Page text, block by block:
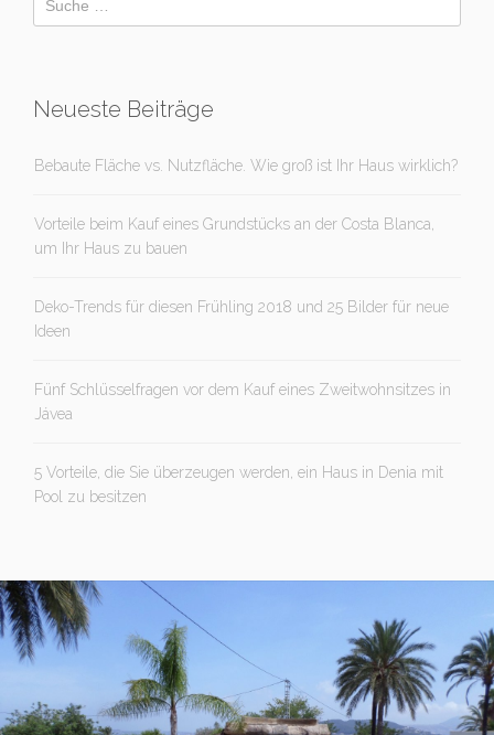
Neueste Beiträge
Bebaute Fläche vs. Nutzfläche. Wie groß ist Ihr Haus wirklich?
Vorteile beim Kauf eines Grundstücks an der Costa Blanca,
um Ihr Haus zu bauen
Deko-Trends für diesen Frühling 2018 und 25 Bilder für neue
Ideen
Fünf Schlüsselfragen vor dem Kauf eines Zweitwohnsitzes in
Jávea
5 Vorteile, die Sie überzeugen werden, ein Haus in Denia mit
Pool zu besitzen